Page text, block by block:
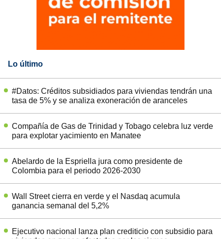
Lo último
#Datos: Créditos subsidiados para viviendas tendrán una
tasa de 5% y se analiza exoneración de aranceles
Compañía de Gas de Trinidad y Tobago celebra luz verde
para explotar yacimiento en Manatee
Abelardo de la Espriella jura como presidente de
Colombia para el periodo 2026-2030
Wall Street cierra en verde y el Nasdaq acumula
ganancia semanal del 5,2%
Ejecutivo nacional lanza plan crediticio con subsidio para